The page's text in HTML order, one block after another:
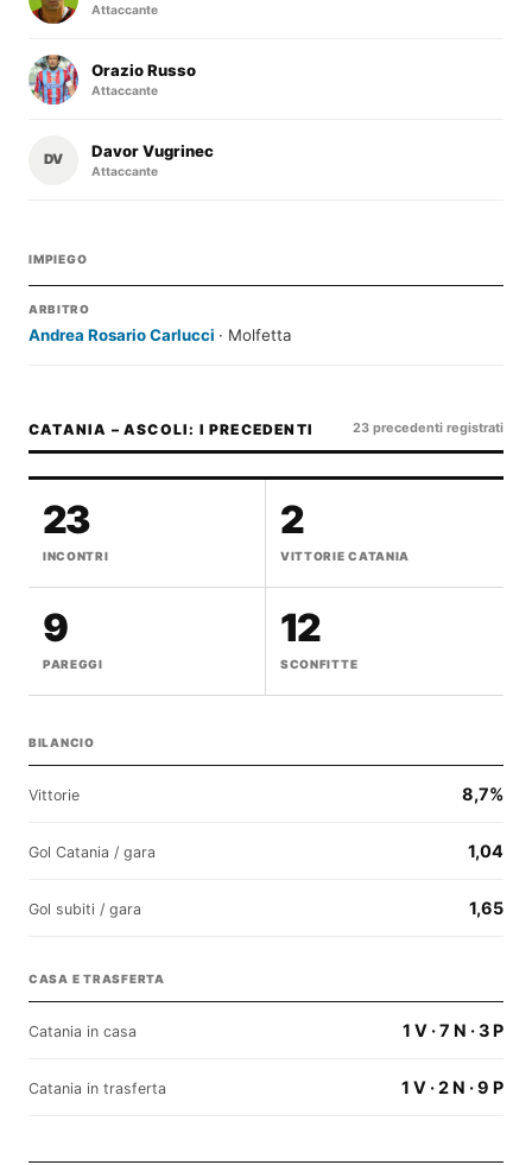
Attaccante
Orazio Russo
Attaccante
DV Davor Vugrinec
Attaccante
IMPIEGO
ARBITRO
Andrea Rosario Carlucci · Molfetta
CATANIA – ASCOLI: I PRECEDENTI 23 precedenti registrati
23
INCONTRI
2
VITTORIE CATANIA
9
PAREGGI
12
SCONFITTE
BILANCIO
Vittorie 8,7%
Gol Catania / gara 1,04
Gol subiti / gara 1,65
CASA E TRASFERTA
Catania in casa 1 V · 7 N · 3 P
Catania in trasferta 1 V · 2 N · 9 P